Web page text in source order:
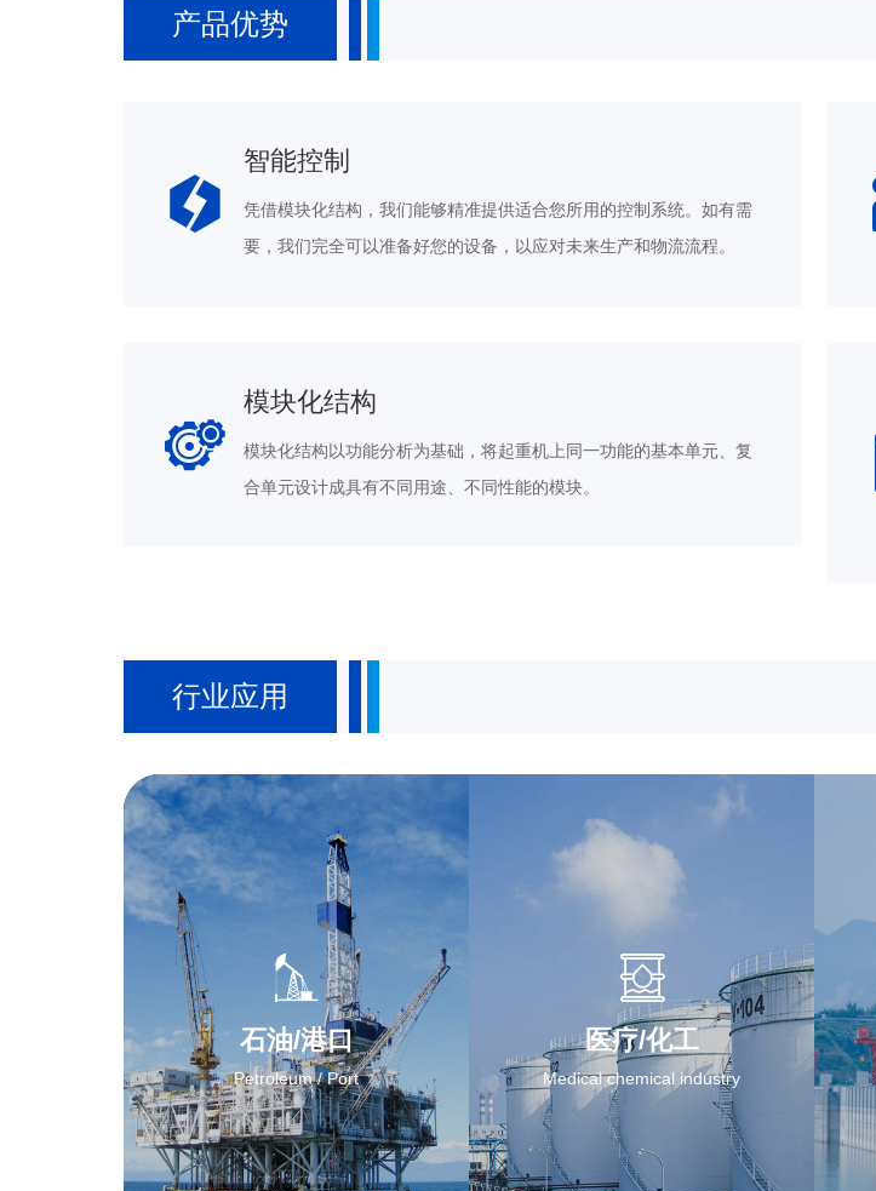
产品优势
智能控制
凭借模块化结构，我们能够精准提供适合您所用的控制系统。如有需
要，我们完全可以准备好您的设备，以应对未来生产和物流流程。
模块化结构
模块化结构以功能分析为基础，将起重机上同一功能的基本单元、复
合单元设计成具有不同用途、不同性能的模块。
行业应用
石油/港口
Petroleum / Port
医疗/化工
Medical chemical industry